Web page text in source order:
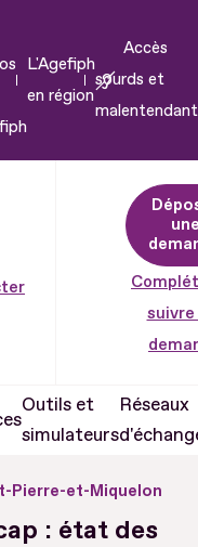
L'Agefiph
en région
Accès
sourds et
suivre
Outils et
simulateurs
Réseaux
Pierre-et-Miquelon
: état des